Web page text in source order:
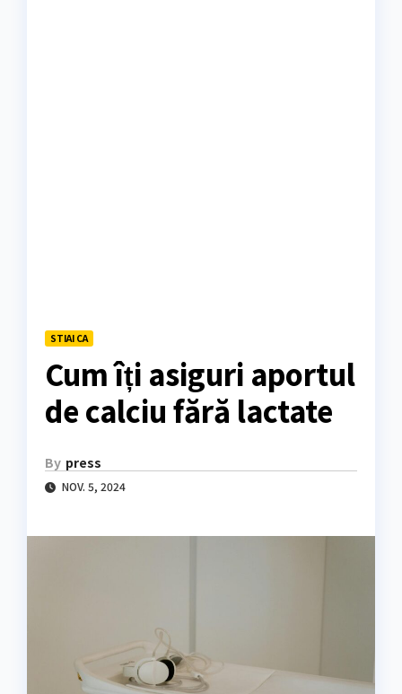
STIAI CA
Cum îți asiguri aportul
de calciu fără lactate
By press
NOV. 5, 2024